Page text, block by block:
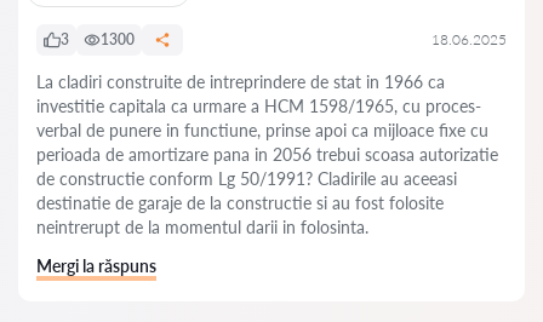
3 1300 18.06.2025
La cladiri construite de intreprindere de stat in 1966 ca
investitie capitala ca urmare a HCM 1598/1965, cu proces-
verbal de punere in functiune, prinse apoi ca mijloace fixe cu
perioada de amortizare pana in 2056 trebui scoasa autorizatie
de constructie conform Lg 50/1991? Cladirile au aceeasi
destinatie de garaje de la constructie si au fost folosite
neintrerupt de la momentul darii in folosinta.
Mergi la răspuns